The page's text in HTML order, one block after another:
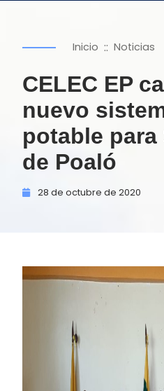
Inicio :: Noticias
CELEC EP
nuevo
potable para
de Poaló
28 de octubre de 2020